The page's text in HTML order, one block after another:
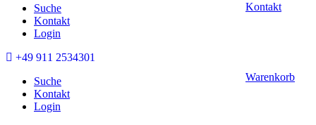
Suche
Kontakt
Login
+49 911 2534301
Suche
Kontakt
Login
Kontakt
Warenkorb